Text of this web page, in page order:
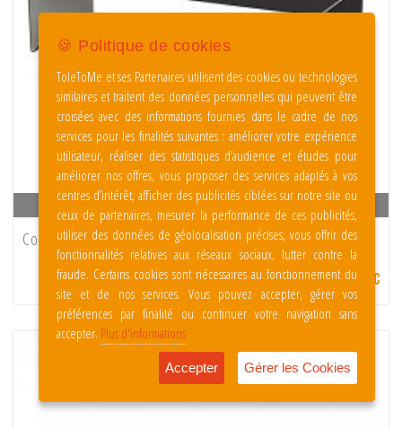
APERÇU RAPIDE
Couvre-joint alu RAL 9005 pour couvertine largeur 250 mm
5.40 € TTC
🍪 Politique de cookies
ToleToMe et ses Partenaires utilisent des cookies ou technologies
similaires et traitent des données personnelles qui peuvent être
croisées avec des informations fournies dans le cadre de nos
services pour les finalités suivantes : améliorer votre expérience
utilisateur, réaliser des statistiques d’audience et études pour
améliorer nos offres, vous proposer des services adaptés à vos
centres d’intérêt, afficher des publicités ciblées sur notre site ou
ceux de partenaires, mesurer la performance de ces publicités,
utiliser des données de géolocalisation précises, vous offrir des
fonctionnalités relatives aux réseaux sociaux, lutter contre la
fraude. Certains cookies sont nécessaires au fonctionnement du
site et de nos services. Vous pouvez accepter, gérer vos
préférences par finalité ou continuer votre navigation sans
accepter. Plus d'informations
Accepter Gérer les Cookies